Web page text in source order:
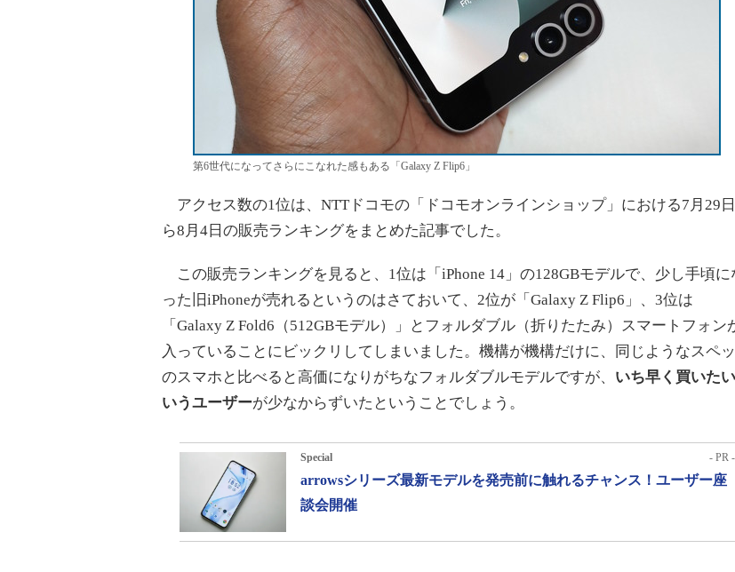
第6世代になってさらにこなれた感もある「Galaxy Z Flip6」
アクセス数の1位は、NTTドコモの「ドコモオンラインショップ」における7月29
ら8月4日の販売ランキングをまとめた記事でした。
この販売ランキングを見ると、1位は「iPhone 14」の128GBモデルで、少し手頃に
った旧iPhoneが売れるというのはさておいて、2位が「Galaxy Z Flip6」、3位は
「Galaxy Z Fold6（512GBモデル）」とフォルダブル（折りたたみ）スマートフォン
入っていることにビックリしてしまいました。機構が機構だけに、同じようなスペ
のスマホと比べると高価になりがちなフォルダブルモデルですが、 いち早く買いた
いうユーザーが少なからずいたということでしょう。
Special - PR -
arrowsシリーズ最新モデルを発売前に触れるチャンス！ユーザー座
談会開催